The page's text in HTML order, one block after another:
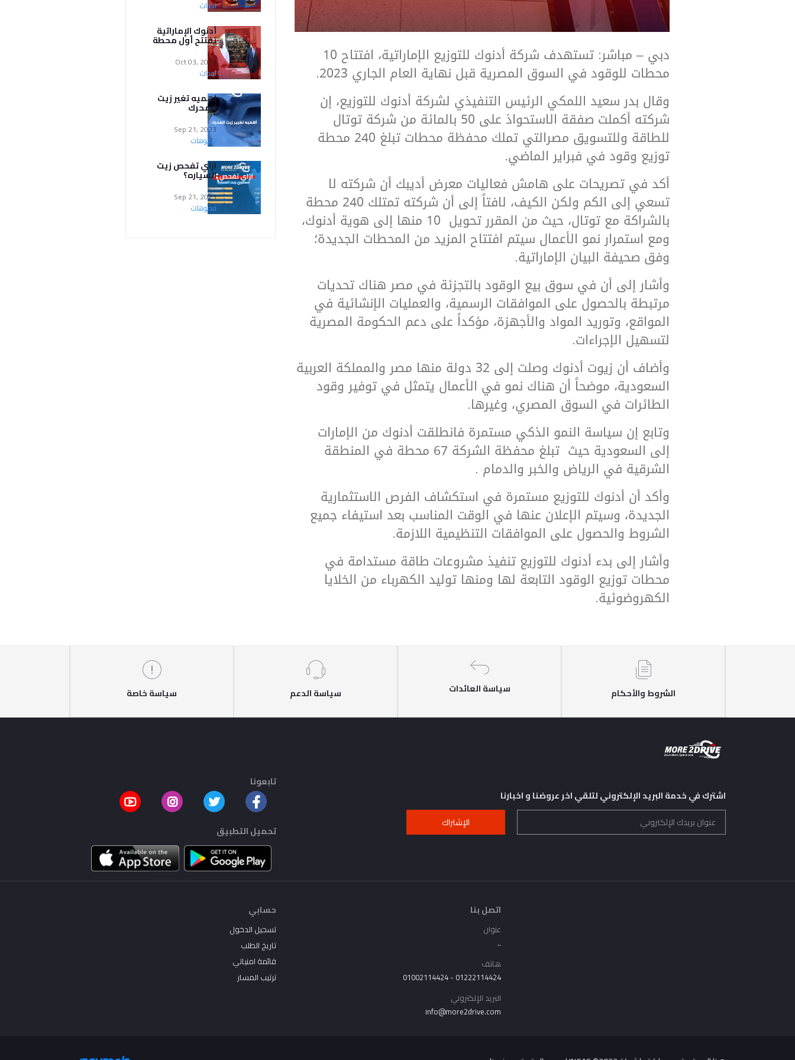
دبي – مباشر: تستهدف شركة أدنوك للتوزيع الإماراتية، افتتاح 10
محطات للوقود في السوق المصرية قبل نهاية العام الجاري 2023.
وقال بدر سعيد اللمكي الرئيس التنفيذي لشركة أدنوك للتوزيع، إن
شركته أكملت صفقة الاستحواذ على 50 بالمائة من شركة توتال
للطاقة وللتسويق مصرالتي تملك محفظة محطات تبلغ 240 محطة
توزيع وقود في فبراير الماضي.
أكد في تصريحات على هامش فعاليات معرض أديبك أن شركته لا
تسعي إلى الكم ولكن الكيف، لافتاً إلى أن شركته تمتلك 240 محطة
بالشراكة مع توتال، حيث من المقرر تحويل 10 منها إلى هوية أدنوك،
ومع استمرار نمو الأعمال سيتم افتتاح المزيد من المحطات الجديدة؛
وفق صحيفة البيان الإماراتية.
وأشار إلى أن في سوق بيع الوقود بالتجزئة في مصر هناك تحديات
مرتبطة بالحصول على الموافقات الرسمية، والعمليات الإنشائية في
المواقع، وتوريد المواد والأجهزة، مؤكداً على دعم الحكومة المصرية
لتسهيل الإجراءات.
وأضاف أن زيوت أدنوك وصلت إلى 32 دولة منها مصر والمملكة العربية
السعودية، موضحاً أن هناك نمو في الأعمال يتمثل في توفير وقود
الطائرات في السوق المصري، وغيرها.
وتابع إن سياسة النمو الذكي مستمرة فانطلقت أدنوك من الإمارات
إلى السعودية حيث تبلغ محفظة الشركة 67 محطة في المنطقة
الشرقية في الرياض والخبر والدمام .
وأكد أن أدنوك للتوزيع مستمرة في استكشاف الفرص الاستثمارية
الجديدة، وسيتم الإعلان عنها في الوقت المناسب بعد استيفاء جميع
الشروط والحصول على الموافقات التنظيمية اللازمة.
وأشار إلى بدء أدنوك للتوزيع تنفيذ مشروعات طاقة مستدامة في
محطات توزيع الوقود التابعة لها ومنها توليد الكهرباء من الخلايا
الكهروضوئية.
احداث
أدنوك الإماراتية
تفتتح أول محطة
وقود لها في مصر
Oct 03, 2023
احداث
اهميه تغير زيت
المحرك
Sep 21, 2023
فديوهات
ازاي تفحص زيت
السياره؟
Sep 21, 2023
فديوهات
الشروط والأحكام سياسة العائدات سياسة الدعم سياسة خاصة
اشترك في خدمة البريد الإلكتروني لتلقي اخر عروضنا و اخبارنا
الإشتراك
تابعونا
تحميل التطبيق
اتصل بنا
عنوان
..
هاتف
01222114424 - 01002114424
البريد الإلكتروني
info@more2drive.com
حسابي
تسجيل الدخول
تاريخ الطلب
قائمة امنياتي
ترتيب المسار